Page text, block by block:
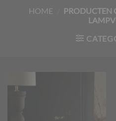
HOME
PRODUCTEN